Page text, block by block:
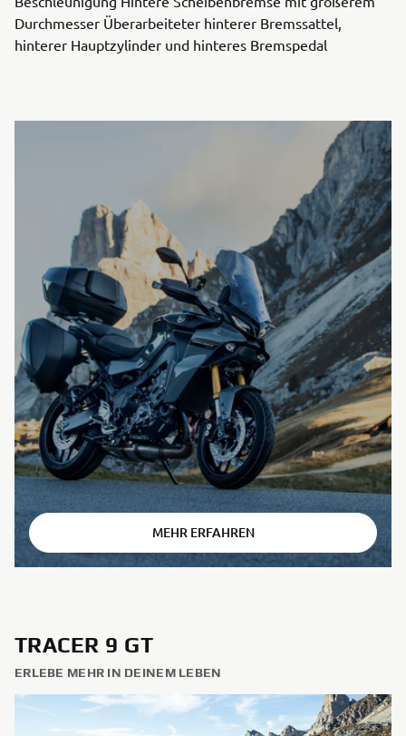
Durchmesser Überarbeiteter hinterer Bremssattel,
hinterer Hauptzylinder und hinteres Bremspedal
⠀
MEHR ERFAHREN
TRACER 9 GT
ERLEBE MEHR IN DEINEM LEBEN